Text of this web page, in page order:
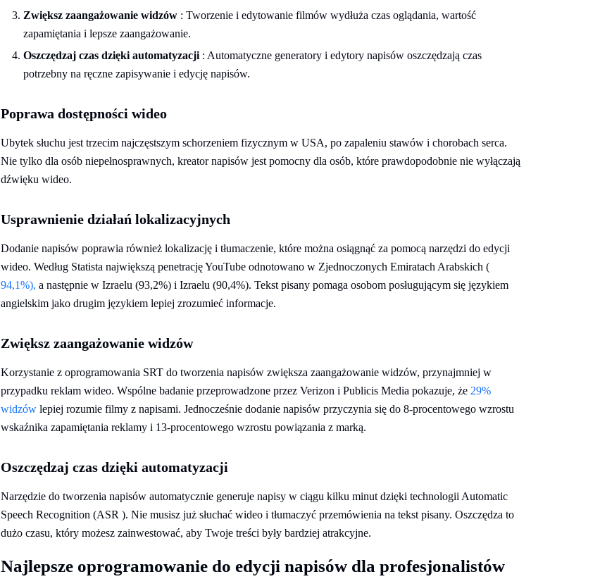
Zwiększ zaangażowanie widzów : Tworzenie i edytowanie filmów wydłuża czas oglądania, wartość
zapamiętania i lepsze zaangażowanie.
Oszczędzaj czas dzięki automatyzacji : Automatyczne generatory i edytory napisów oszczędzają czas
potrzebny na ręczne zapisywanie i edycję napisów.
Poprawa dostępności wideo
Ubytek słuchu jest trzecim najczęstszym schorzeniem fizycznym w USA, po zapaleniu stawów i chorobach serca.
Nie tylko dla osób niepełnosprawnych, kreator napisów jest pomocny dla osób, które prawdopodobnie nie wyłączają
dźwięku wideo.
Usprawnienie działań lokalizacyjnych
Dodanie napisów poprawia również lokalizację i tłumaczenie, które można osiągnąć za pomocą narzędzi do edycji
wideo. Według Statista największą penetrację YouTube odnotowano w Zjednoczonych Emiratach Arabskich (
94,1%), a następnie w Izraelu (93,2%) i Izraelu (90,4%). Tekst pisany pomaga osobom posługującym się językiem
angielskim jako drugim językiem lepiej zrozumieć informacje.
Zwiększ zaangażowanie widzów
Korzystanie z oprogramowania SRT do tworzenia napisów zwiększa zaangażowanie widzów, przynajmniej w
przypadku reklam wideo. Wspólne badanie przeprowadzone przez Verizon i Publicis Media pokazuje, że 29%
widzów lepiej rozumie filmy z napisami. Jednocześnie dodanie napisów przyczynia się do 8-procentowego wzrostu
wskaźnika zapamiętania reklamy i 13-procentowego wzrostu powiązania z marką.
Oszczędzaj czas dzięki automatyzacji
Narzędzie do tworzenia napisów automatycznie generuje napisy w ciągu kilku minut dzięki technologii Automatic
Speech Recognition (ASR ). Nie musisz już słuchać wideo i tłumaczyć przemówienia na tekst pisany. Oszczędza to
dużo czasu, który możesz zainwestować, aby Twoje treści były bardziej atrakcyjne.
Najlepsze oprogramowanie do edycji napisów dla profesjonalistów